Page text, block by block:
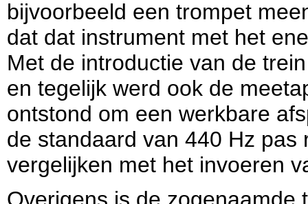
bijvoorbeeld een trompet
dat dat instrument met het
Met de introductie van de
en tegelijk werd ook de
ontstond om een werkbare
de standaard van 440 Hz
vergelijken met het invoeren